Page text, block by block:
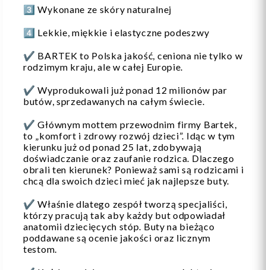
3️⃣ Wykonane ze skóry naturalnej
4️⃣ Lekkie, miękkie i elastyczne podeszwy
✔️ BARTEK to Polska jakość, ceniona nie tylko w
rodzimym kraju, ale w całej Europie.
✔️ Wyprodukowali już ponad 12 milionów par
butów, sprzedawanych na całym świecie.
✔️ Głównym mottem przewodnim firmy Bartek,
to „komfort i zdrowy rozwój dzieci”. Idąc w tym
kierunku już od ponad 25 lat, zdobywają
doświadczanie oraz zaufanie rodzica. Dlaczego
obrali ten kierunek? Ponieważ sami są rodzicami i
chcą dla swoich dzieci mieć jak najlepsze buty.
✔️ Właśnie dlatego zespół tworzą specjaliści,
którzy pracują tak aby każdy but odpowiadał
anatomii dziecięcych stóp. Buty na bieżąco
poddawane są ocenie jakości oraz licznym
testom.